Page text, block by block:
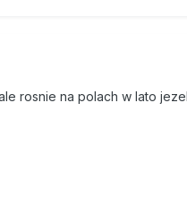
rosnie na polach w lato